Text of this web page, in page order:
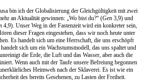
bin ich der Globalisierung der Gleichgültigkeit mit zwei
an Aktualität gewinnen: „Wo bist du?“ (Gen3,9) und
4,9). Unser Weg in der Fastenzeit wird ein konkreter sein,
dieser Fragen eingestehen, dass wir noch heute unter
Es handelt sich um eine Herrschaft, die uns erschöpft
sich um ein Wachstumsmodell, das uns spaltet und
die Erde, die Luft und das Wasser, aber auch die
Wenn auch mit der Taufe unsere Befreiung begonnen
Heimweh nach der Sklaverei. Es ist wie ein
des bereits Gesehenen, zu Lasten der Freiheit.